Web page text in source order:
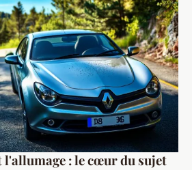
: le cœur du sujet